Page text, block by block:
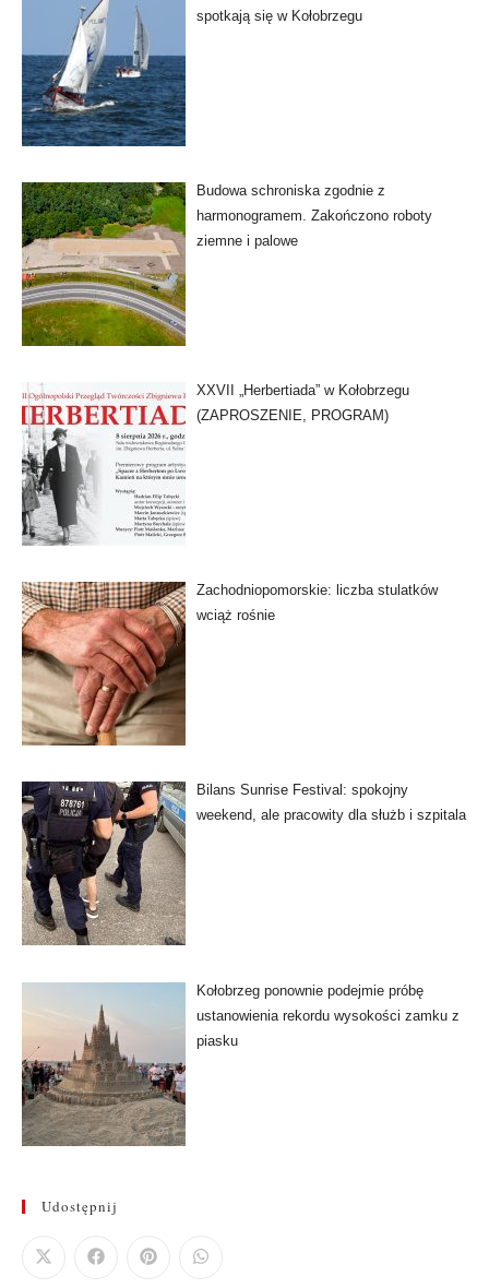
spotkają się w Kołobrzegu
Budowa schroniska zgodnie z
harmonogramem. Zakończono roboty
ziemne i palowe
XXVII „Herbertiada” w Kołobrzegu
(ZAPROSZENIE, PROGRAM)
Zachodniopomorskie: liczba stulatków
wciąż rośnie
Bilans Sunrise Festival: spokojny
weekend, ale pracowity dla służb i szpitala
Kołobrzeg ponownie podejmie próbę
ustanowienia rekordu wysokości zamku z
piasku
Udostępnij